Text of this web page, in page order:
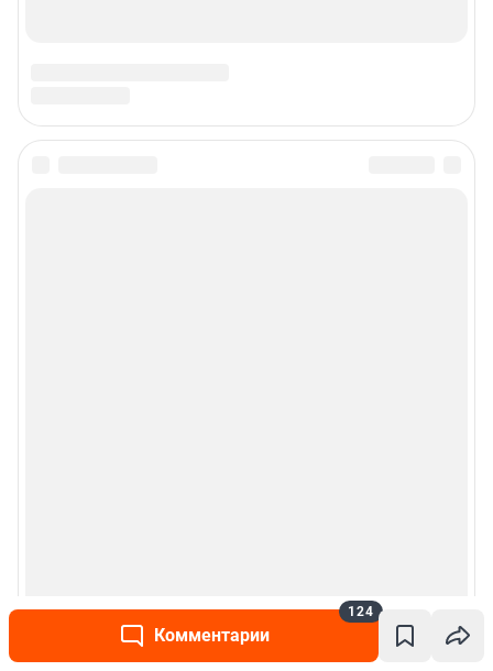
Комментарии
124